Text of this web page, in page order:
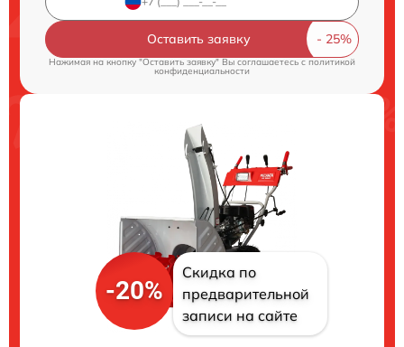
Оставить заявку
Нажимая на кнопку "Оставить заявку" Вы соглашаетесь cполитикой
конфиденциальности
-20%
Скидка по
предварительной
записи на сайте